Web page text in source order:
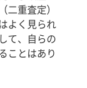
重査定）
よく見られ
て、自らの
ことはあり